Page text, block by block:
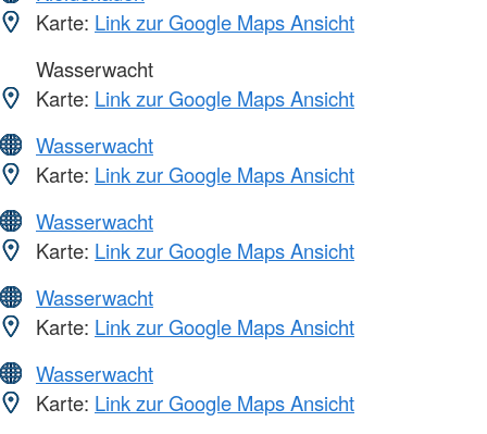
Karte: Link zur Google Maps Ansicht
Wasserwacht
Karte: Link zur Google Maps Ansicht
Wasserwacht
Karte: Link zur Google Maps Ansicht
Wasserwacht
Karte: Link zur Google Maps Ansicht
Wasserwacht
Karte: Link zur Google Maps Ansicht
Wasserwacht
Karte: Link zur Google Maps Ansicht